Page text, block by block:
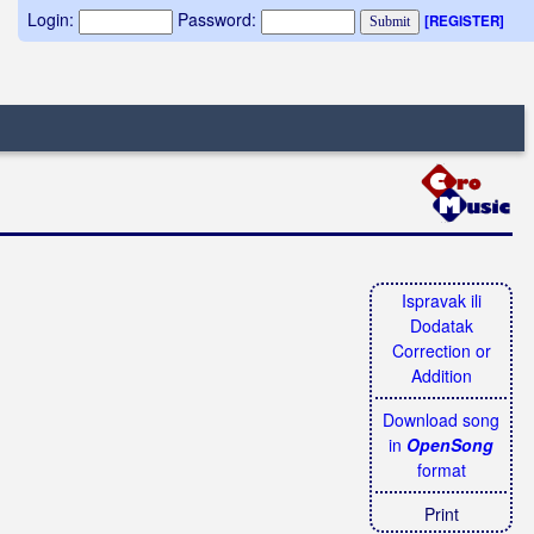
Login: Password: [REGISTER]
Ispravak ili
Dodatak
Correction or
Addition
Download song
in OpenSong
format
Print